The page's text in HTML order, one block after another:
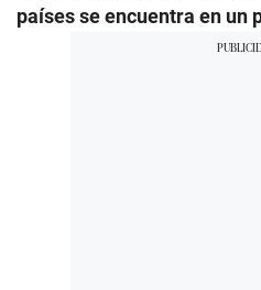
países se encuentra en un